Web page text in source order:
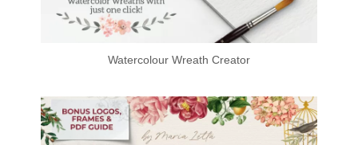
Watercolour Wreath Creator